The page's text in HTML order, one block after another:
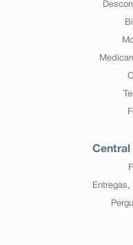
Central